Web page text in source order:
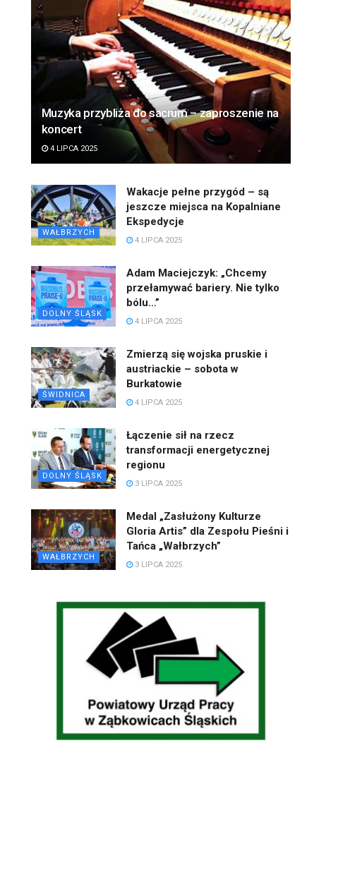
Muzyka przybliża do sacrum – zaproszenie na
koncert
4 LIPCA 2025
WAŁBRZYCH
Wakacje pełne przygód – są
jeszcze miejsca na Kopalniane
Ekspedycje
4 LIPCA 2025
DOLNY ŚLĄSK
Adam Maciejczyk: „Chcemy
przełamywać bariery. Nie tylko
bólu…”
4 LIPCA 2025
ŚWIDNICA
Zmierzą się wojska pruskie i
austriackie – sobota w
Burkatowie
4 LIPCA 2025
DOLNY ŚLĄSK
Łączenie sił na rzecz
transformacji energetycznej
regionu
3 LIPCA 2025
WAŁBRZYCH
Medal „Zasłużony Kulturze
Gloria Artis” dla Zespołu Pieśni i
Tańca „Wałbrzych”
3 LIPCA 2025